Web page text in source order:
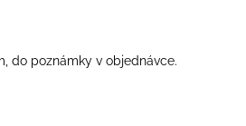
do poznámky v objednávce.